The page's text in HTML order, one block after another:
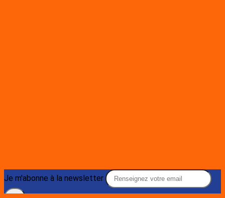
Je m'abonne à la newsletter